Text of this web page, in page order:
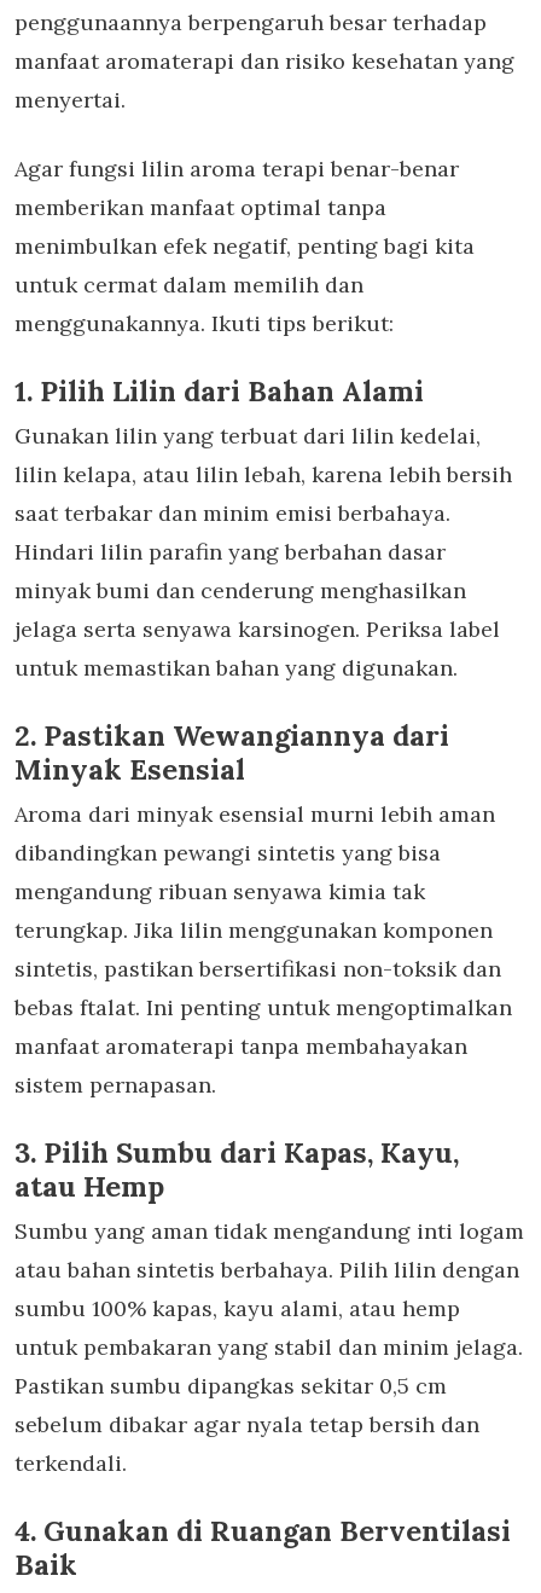
penggunaannya berpengaruh besar terhadap
manfaat aromaterapi dan risiko kesehatan yang
menyertai.
Agar fungsi lilin aroma terapibenar-benar
memberikan manfaat optimal tanpa
menimbulkan efek negatif, penting bagi kita
untuk cermat dalam memilih dan
menggunakannya. Ikuti tips berikut:
1. Pilih Lilin dari Bahan Alami
Gunakan lilin yang terbuat dari lilin kedelai,
lilin kelapa, atau lilin lebah, karena lebih bersih
saat terbakar dan minim emisi berbahaya.
Hindari lilin parafin yang berbahan dasar
minyak bumi dan cenderung menghasilkan
jelaga serta senyawa karsinogen. Periksa label
untuk memastikan bahan yang digunakan.
2. Pastikan Wewangiannya dari
Minyak Esensial
Aroma dari minyak esensial murni lebih aman
dibandingkan pewangi sintetis yang bisa
mengandung ribuan senyawa kimia tak
terungkap. Jika lilin menggunakan komponen
sintetis, pastikan bersertifikasi non-toksik dan
bebas ftalat. Ini penting untuk mengoptimalkan
manfaat aromaterapi tanpa membahayakan
sistem pernapasan.
3. Pilih Sumbu dari Kapas, Kayu,
atau Hemp
Sumbu yang aman tidak mengandung inti logam
atau bahan sintetis berbahaya. Pilih lilin dengan
sumbu 100% kapas, kayu alami, atau hemp
untuk pembakaran yang stabil dan minim jelaga.
Pastikan sumbu dipangkas sekitar 0,5 cm
sebelum dibakar agar nyala tetap bersih dan
terkendali.
4. Gunakan di Ruangan Berventilasi
Baik